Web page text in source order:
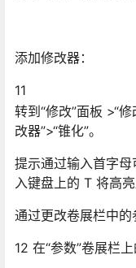
添加修改器：
11
转到“修改”面板 >“
改器”>“锥化”。
提示通过输入首字
入键盘上的 T 将高亮
通过更改卷展栏中的
12 在“参数”卷展栏